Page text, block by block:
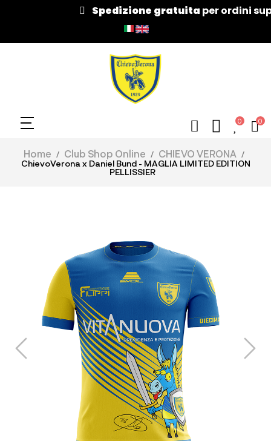
Spedizione gratuitaper ordini superiori
0 0
Home Club Shop Online CHIEVO VERONA
ChievoVerona x Daniel Bund - MAGLIA LIMITED EDITION
PELLISSIER